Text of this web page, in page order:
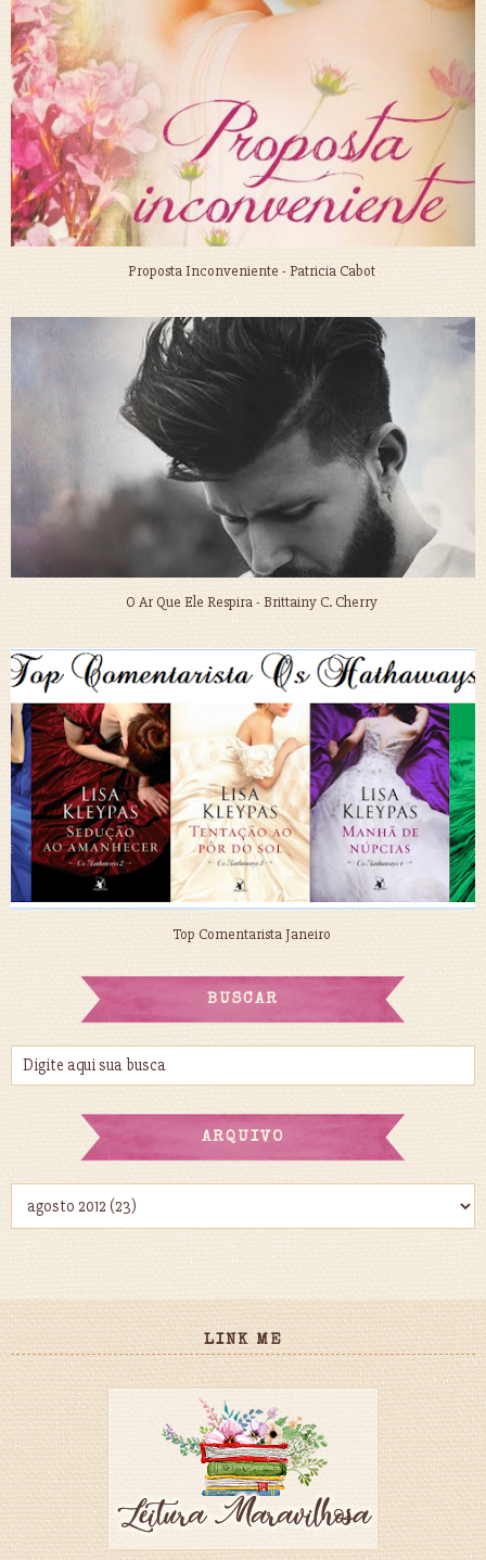
Proposta Inconveniente - Patricia Cabot
O Ar Que Ele Respira - Brittainy C. Cherry
Top Comentarista Janeiro
BUSCAR
ARQUIVO
LINK ME